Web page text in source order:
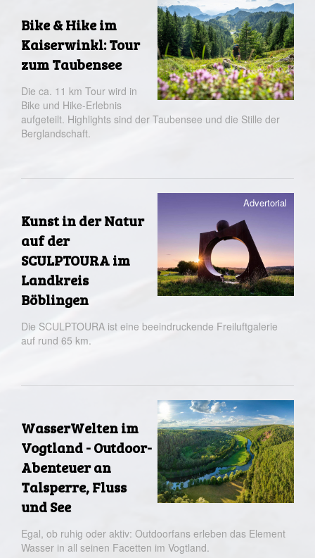
Bike & Hike im
Kaiserwinkl: Tour
zum Taubensee
Die ca. 11 km Tour wird in
Bike und Hike-Erlebnis
aufgeteilt. Highlights sind der Taubensee und die Stille der
Berglandschaft.
Kunst in der Natur
auf der
SCULPTOURA im
Landkreis
Böblingen
Die SCULPTOURA ist eine beeindru­ckende Freiluftgalerie
auf rund 65 km.
WasserWelten im
Vogtland - Outdoor-
Abenteuer an
Talsperre, Fluss
und See
Egal, ob ruhig oder aktiv: Outdoorfans erleben das Element
Wasser in all seinen Facetten im Vogtland.